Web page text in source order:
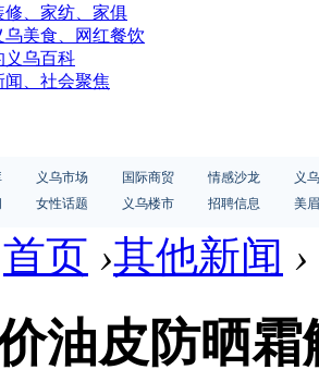
修、家纺、家俱
乌美食、网红餐饮
义乌百科
闻、社会聚焦
义乌市场 国际商贸 情感沙龙
义
女性话题 义乌楼市 招聘信息 美
首页 ›其他新闻 ›
油皮防晒